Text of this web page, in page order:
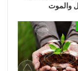
والموت